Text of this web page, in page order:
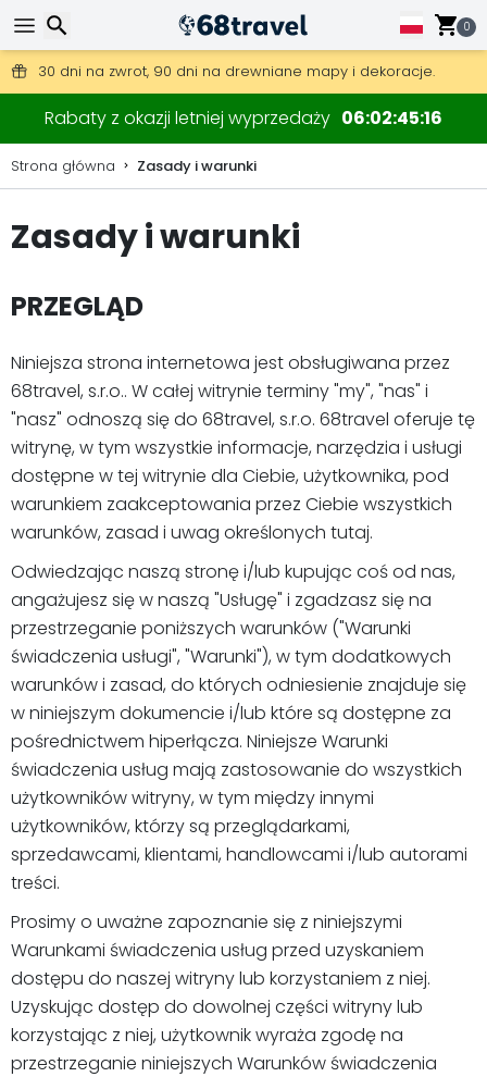
0
Darmowa wysyłka przy zamówieniach powyżej 345 zł.
30 dni na zwrot, 90 dni na drewniane mapy i dekoracje.
Rabaty z okazji letniej wyprzedaży 06 02 45 15
Strona główna Zasady i warunki
Zasady i warunki
PRZEGLĄD
Niniejsza strona internetowa jest obsługiwana przez
68travel, s.r.o.. W całej witrynie terminy "my", "nas" i
"nasz" odnoszą się do 68travel, s.r.o. 68travel oferuje tę
witrynę, w tym wszystkie informacje, narzędzia i usługi
dostępne w tej witrynie dla Ciebie, użytkownika, pod
warunkiem zaakceptowania przez Ciebie wszystkich
warunków, zasad i uwag określonych tutaj.
Odwiedzając naszą stronę i/lub kupując coś od nas,
angażujesz się w naszą "Usługę" i zgadzasz się na
przestrzeganie poniższych warunków ("Warunki
świadczenia usługi", "Warunki"), w tym dodatkowych
warunków i zasad, do których odniesienie znajduje się
w niniejszym dokumencie i/lub które są dostępne za
pośrednictwem hiperłącza. Niniejsze Warunki
świadczenia usług mają zastosowanie do wszystkich
użytkowników witryny, w tym między innymi
użytkowników, którzy są przeglądarkami,
sprzedawcami, klientami, handlowcami i/lub autorami
treści.
Prosimy o uważne zapoznanie się z niniejszymi
Warunkami świadczenia usług przed uzyskaniem
dostępu do naszej witryny lub korzystaniem z niej.
Uzyskując dostęp do dowolnej części witryny lub
korzystając z niej, użytkownik wyraża zgodę na
przestrzeganie niniejszych Warunków świadczenia
Wyszukaj
Wyszukaj